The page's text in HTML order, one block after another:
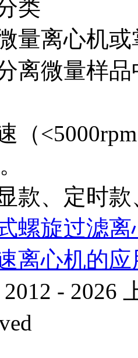
类
量离心机
离微量样
（
款、定时
螺旋过滤
离心机的应
- 2026